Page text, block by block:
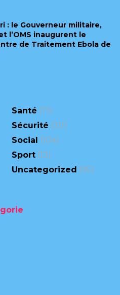
: le Gouverneur militaire,
l’OMS inaugurent le
de Traitement Ebola de
Santé (71)
Sécurité (311)
Social (104)
Sport (13)
Uncategorized (95)